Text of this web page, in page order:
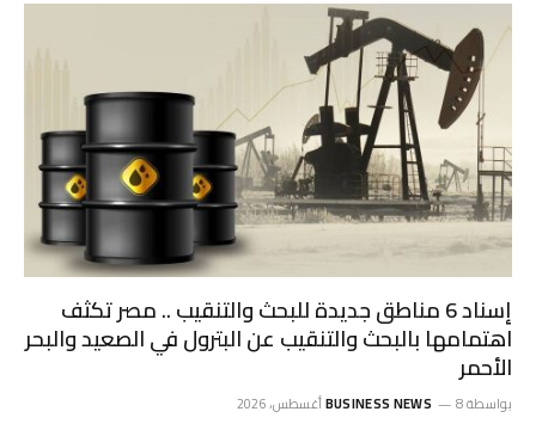
إسناد 6 مناطق جديدة للبحث والتنقيب .. مصر تكثف
اهتمامها بالبحث والتنقيب عن البترول في الصعيد والبحر
الأحمر
بواسطة BUSINESS NEWS 8 أغسطس، 2026